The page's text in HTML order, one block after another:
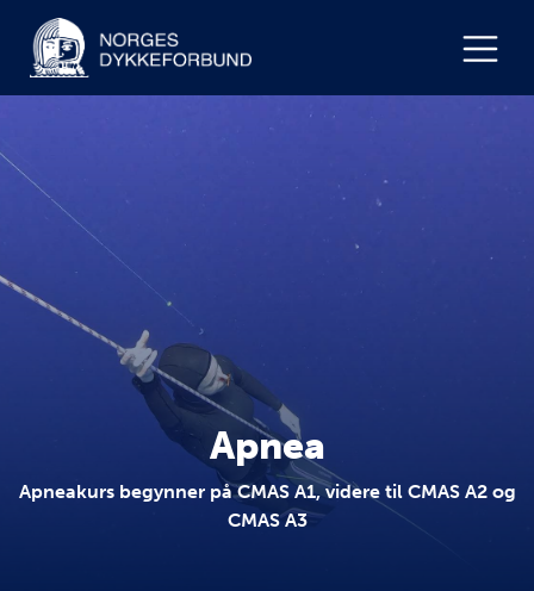
Apnea
Apneakurs begynner på CMAS A1, videre til CMAS A2 og
CMAS A3